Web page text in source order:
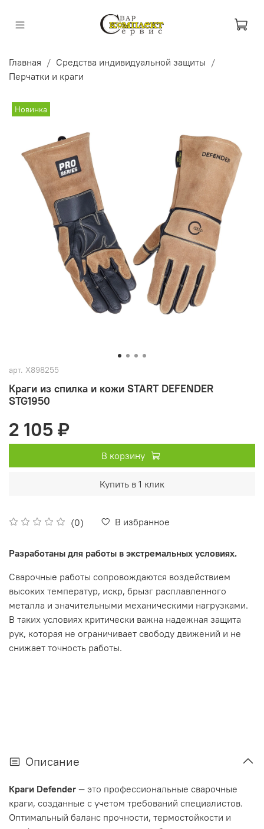
Главная
Средства индивидуальной защиты
Перчатки и краги
Новинка
арт. X898255
Краги из спилка и кожи START DEFENDER
STG1950
(0) В избранное
2 105 ₽
В корзину
Купить в 1 клик
Разработаны для работы в экстремальных условиях.
Сварочные работы сопровождаются воздействием
высоких температур, искр, брызг расплавленного
металла и значительными механическими нагрузками.
В таких условиях критически важна надежная защита
рук, которая не ограничивает свободу движений и не
снижает точность работы.
Описание
Краги Defender — это профессиональные сварочные
краги, созданные с учетом требований специалистов.
Оптимальный баланс прочности, термостойкости и